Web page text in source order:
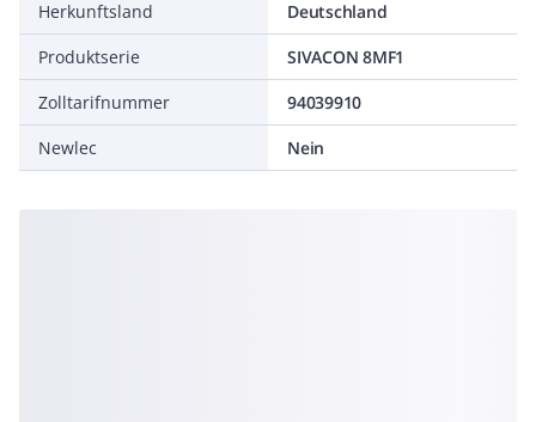
Herkunftsland
Deutschland
Produktserie
SIVACON 8MF1
Zolltarifnummer
94039910
Newlec
Nein